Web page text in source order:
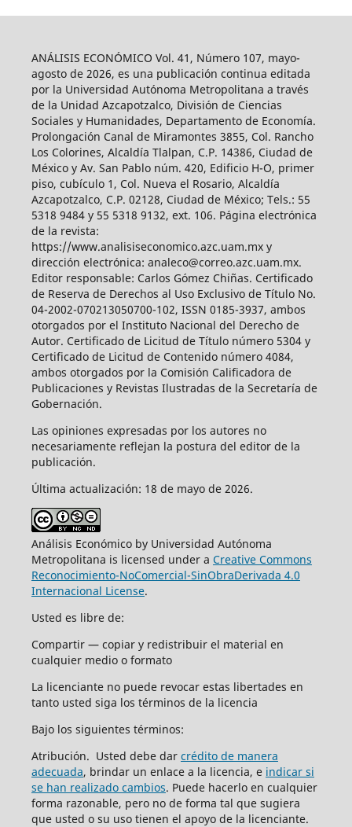
ANÁLISIS ECONÓMICO Vol. 41, Número 107, mayo-
agosto de 2026, es una publicación continua editada
por la Universidad Autónoma Metropolitana a través
de la Unidad Azcapotzalco, División de Ciencias
Sociales y Humanidades, Departamento de Economía.
Prolongación Canal de Miramontes 3855, Col. Rancho
Los Colorines, Alcaldía Tlalpan, C.P. 14386, Ciudad de
México y Av. San Pablo núm. 420, Edificio H-O, primer
piso, cubículo 1, Col. Nueva el Rosario, Alcaldía
Azcapotzalco, C.P. 02128, Ciudad de México; Tels.: 55
5318 9484 y 55 5318 9132, ext. 106. Página electrónica
de la revista:
https://www.analisiseconomico.azc.uam.mx y
dirección electrónica: analeco@correo.azc.uam.mx.
Editor responsable: Carlos Gómez Chiñas. Certificado
de Reserva de Derechos al Uso Exclusivo de Título No.
04-2002-070213050700-102, ISSN 0185-3937, ambos
otorgados por el Instituto Nacional del Derecho de
Autor. Certificado de Licitud de Título número 5304 y
Certificado de Licitud de Contenido número 4084,
ambos otorgados por la Comisión Calificadora de
Publicaciones y Revistas Ilustradas de la Secretaría de
Gobernación.
Las opiniones expresadas por los autores no
necesariamente reflejan la postura del editor de la
publicación.
Última actualización: 18 de mayo de 2026.
Análisis Económico by Universidad Autónoma
Metropolitana is licensed under a Creative Commons
Reconocimiento-NoComercial-SinObraDerivada 4.0
Internacional License.
Usted es libre de:
Compartir — copiar y redistribuir el material en
cualquier medio o formato
La licenciante no puede revocar estas libertades en
tanto usted siga los términos de la licencia
Bajo los siguientes términos:
Atribución. Usted debe dar crédito de manera
adecuada, brindar un enlace a la licencia, e indicar si
se han realizado cambios. Puede hacerlo en cualquier
forma razonable, pero no de forma tal que sugiera
que usted o su uso tienen el apoyo de la licenciante.